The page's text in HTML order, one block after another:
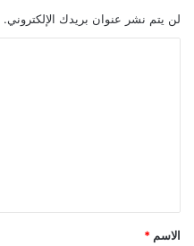
لن يتم نشر عنوان بريدك الإلكتروني.
ق
*
الاسم *